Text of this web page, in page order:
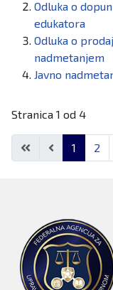
Odluka o
edukatora
Odluka o
nadmetanjem
Javno
Stranica 1 od 4
1 2